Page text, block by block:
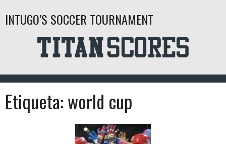
INTUGO’S SOCCER TOURNAMENT
Etiqueta:world cup